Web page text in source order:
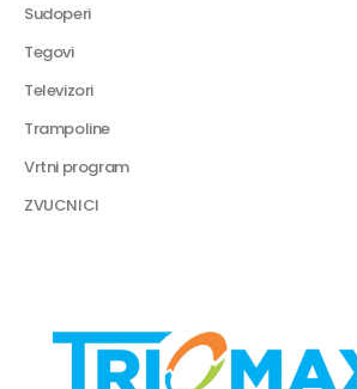
Sudoperi
Tegovi
Televizori
Trampoline
Vrtni program
ZVUCNICI